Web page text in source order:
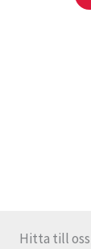
Hitta till oss